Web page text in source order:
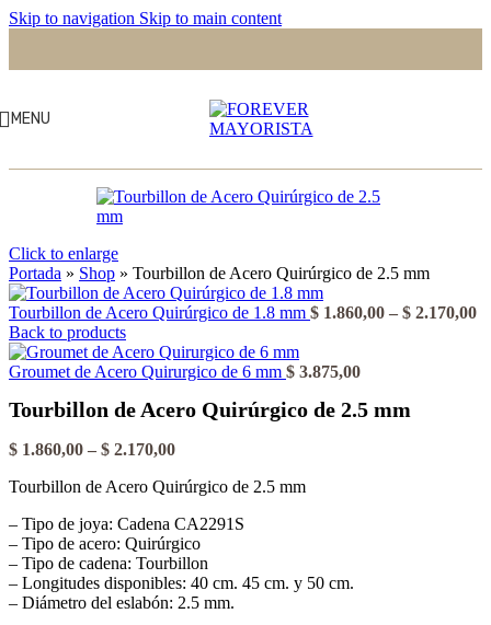
Skip to navigation Skip to main content
MENU
Click to enlarge
Portada » Shop » Tourbillon de Acero Quirúrgico de 2.5 mm
Tourbillon de Acero Quirúrgico de 1.8 mm $ 1.860,00 – $ 2.170,00
Back to products
Groumet de Acero Quirurgico de 6 mm $ 3.875,00
Tourbillon de Acero Quirúrgico de 2.5 mm
$ 1.860,00 – $ 2.170,00Rango
precios:
$ 1.860,00
hasta
$ 2.170,00
Tourbillon de Acero Quirúrgico de 2.5 mm
– Tipo de joya: Cadena CA2291S
– Tipo de acero: Quirúrgico
– Tipo de cadena: Tourbillon
– Longitudes disponibles: 40 cm. 45 cm. y 50 cm.
– Diámetro del eslabón: 2.5 mm.